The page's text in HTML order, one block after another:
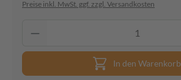
Preise inkl. MwSt. ggf. zzgl. Versandkosten
In den Warenkorb